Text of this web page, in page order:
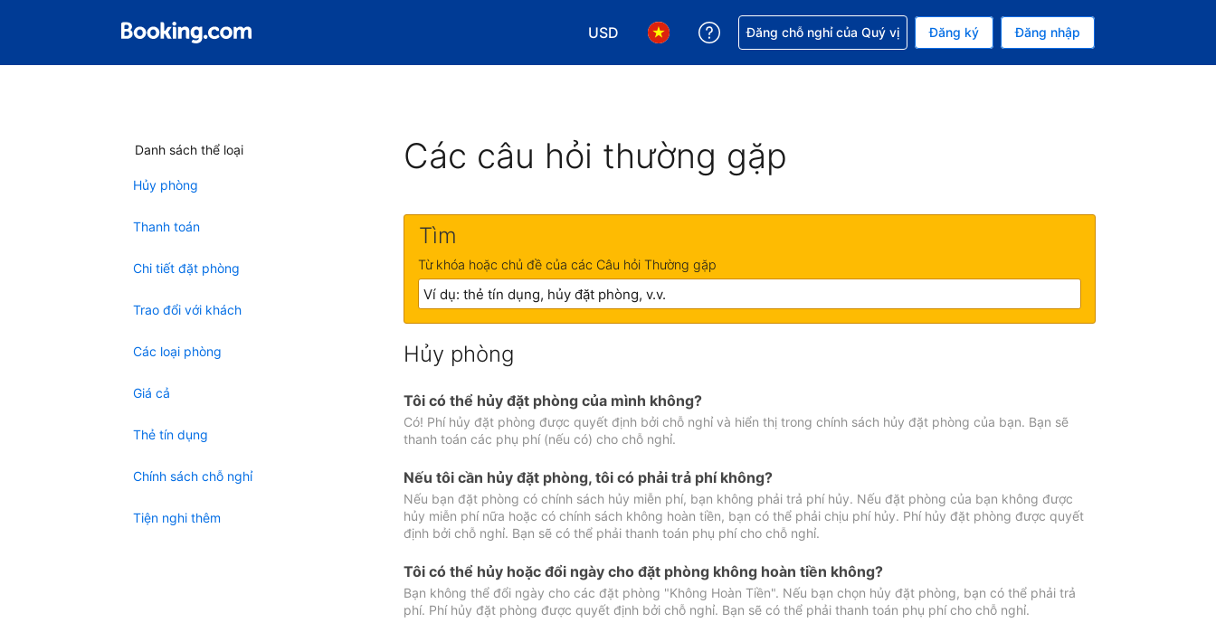
USD
Chọn loại tiền tệ của bạn. Loại tiền tệ hiện tại của bạn là Đô la Mỹ
Chọn ngôn ngữ của bạn. Ngôn ngữ hiện tại của bạn là Tiếng Việt
Nhận trợ giúp với đặt chỗ
Đăng chỗ nghỉ của Quý vị Đăng ký Đăng nhập
Danh sách thể loại
Hủy phòng
Thanh toán
Chi tiết đặt phòng
Trao đổi với khách
Các loại phòng
Giá cả
Thẻ tín dụng
Chính sách chỗ nghỉ
Tiện nghi thêm
Các câu hỏi thường gặp
Tìm
Từ khóa hoặc chủ đề của các Câu hỏi Thường gặp
Hủy phòng
Tôi có thể hủy đặt phòng của mình không?
Có! Phí hủy đặt phòng được quyết định bởi chỗ nghỉ và hiển thị trong chính sách hủy đặt phòng của bạn. Bạn sẽ
thanh toán các phụ phí (nếu có) cho chỗ nghỉ.
Nếu tôi cần hủy đặt phòng, tôi có phải trả phí không?
Nếu bạn đặt phòng có chính sách hủy miễn phí, bạn không phải trả phí hủy. Nếu đặt phòng của bạn không được
hủy miễn phí nữa hoặc có chính sách không hoàn tiền, bạn có thể phải chịu phí hủy. Phí hủy đặt phòng được quyết
định bởi chỗ nghỉ. Bạn sẽ có thể phải thanh toán phụ phí cho chỗ nghỉ.
Tôi có thể hủy hoặc đổi ngày cho đặt phòng không hoàn tiền không?
Bạn không thể đổi ngày cho các đặt phòng "Không Hoàn Tiền". Nếu bạn chọn hủy đặt phòng, bạn có thể phải trả
phí. Phí hủy đặt phòng được quyết định bởi chỗ nghỉ. Bạn sẽ có thể phải thanh toán phụ phí cho chỗ nghỉ.